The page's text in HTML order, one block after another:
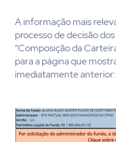
A informação mais
processo de decisão
“Composição da
para a página que
imediatamente anterior: